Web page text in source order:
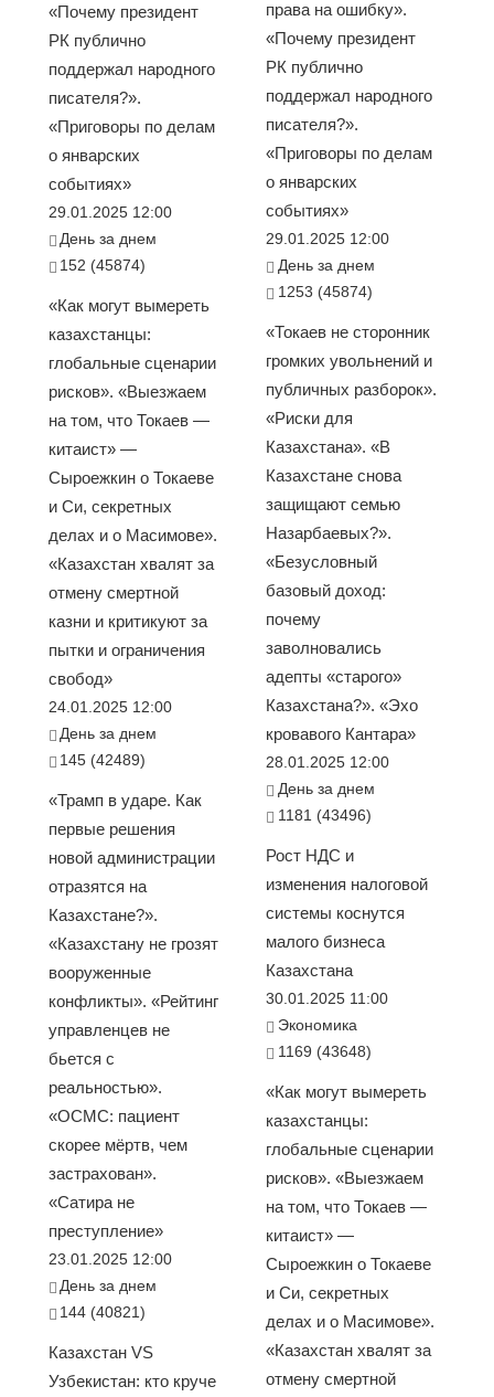
«Почему президент
РК публично
поддержал народного
писателя?».
«Приговоры по делам
о январских
событиях»
29.01.2025 12:00
День за днем
152 (45874)
«Как могут вымереть
казахстанцы:
глобальные сценарии
рисков». «Выезжаем
на том, что Токаев —
китаист» —
Сыроежкин о Токаеве
и Си, секретных
делах и о Масимове».
«Казахстан хвалят за
отмену смертной
казни и критикуют за
пытки и ограничения
свобод»
24.01.2025 12:00
День за днем
145 (42489)
«Трамп в ударе. Как
первые решения
новой администрации
отразятся на
Казахстане?».
«Казахстану не грозят
вооруженные
конфликты». «Рейтинг
управленцев не
бьется с
реальностью».
«ОСМС: пациент
скорее мёртв, чем
застрахован».
«Сатира не
преступление»
23.01.2025 12:00
День за днем
144 (40821)
Казахстан VS
Узбекистан: кто круче
права на ошибку».
«Почему президент
РК публично
поддержал народного
писателя?».
«Приговоры по делам
о январских
событиях»
29.01.2025 12:00
День за днем
1253 (45874)
«Токаев не сторонник
громких увольнений и
публичных разборок».
«Риски для
Казахстана». «В
Казахстане снова
защищают семью
Назарбаевых?».
«Безусловный
базовый доход:
почему
заволновались
адепты «старого»
Казахстана?». «Эхо
кровавого Кантара»
28.01.2025 12:00
День за днем
1181 (43496)
Рост НДС и
изменения налоговой
системы коснутся
малого бизнеса
Казахстана
30.01.2025 11:00
Экономика
1169 (43648)
«Как могут вымереть
казахстанцы:
глобальные сценарии
рисков». «Выезжаем
на том, что Токаев —
китаист» —
Сыроежкин о Токаеве
и Си, секретных
делах и о Масимове».
«Казахстан хвалят за
отмену смертной